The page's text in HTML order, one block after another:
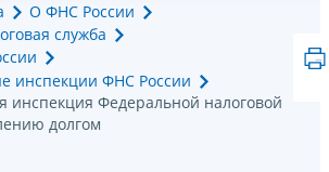
О ФНС России
служба
инспекции ФНС России
инспекция Федеральной налоговой
долгом